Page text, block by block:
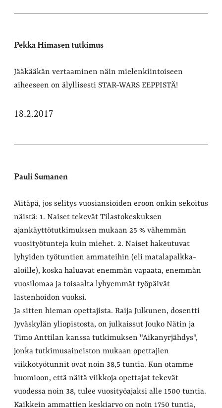
Pekka Himasen tutkimus
Jääkääkän vertaaminen näin mielenkiintoiseen
aiheeseen on älyllisesti STAR-WARS EEPPISTÄ!
18.2.2017
Pauli Sumanen
Mitäpä, jos selitys vuosiansioiden eroon onkin sekoitus
näistä: 1. Naiset tekevät Tilastokeskuksen
ajankäyttötutkimuksen mukaan 25 % vähemmän
vuosityötunteja kuin miehet. 2. Naiset hakeutuvat
lyhyiden työtuntien ammateihin (eli matalapalkka-
aloille), koska haluavat enemmän vapaata, enemmän
vuosilomaa ja toisaalta lyhyemmät työpäivät
lastenhoidon vuoksi.
Ja sitten hieman opettajista. Raija Julkunen, dosentti
Jyväskylän yliopistosta, on julkaissut Jouko Nätin ja
Timo Anttilan kanssa tutkimuksen "Aikanyrjähdys",
jonka tutkimusaineiston mukaan opettajien
viikkotyötunnit ovat noin 38,5 tuntia. Kun otamme
huomioon, että näitä viikkoja opettajat tekevät
vuodessa noin 38, tulee vuosityöajaksi alle 1500 tuntia.
Kaikkein ammattien keskiarvo on noin 1750 tuntia,